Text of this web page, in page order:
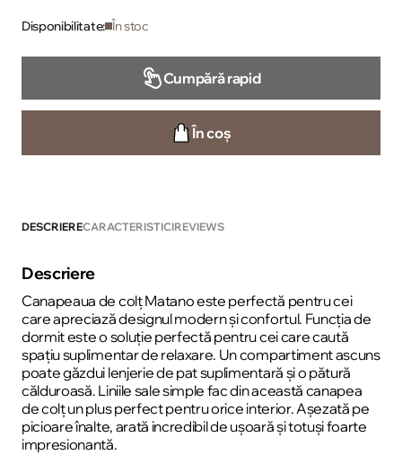
Disponibilitate: În stoc
Cumpără rapid
În coș
DESCRIERECARACTERISTICIREVIEWS
Descriere
Canapeaua de colț Matano este perfectă pentru cei
care apreciază designul modern și confortul. Funcția de
dormit este o soluție perfectă pentru cei care caută
spațiu suplimentar de relaxare. Un compartiment ascuns
poate găzdui lenjerie de pat suplimentară și o pătură
călduroasă. Liniile sale simple fac din această canapea
de colț un plus perfect pentru orice interior. Așezată pe
picioare înalte, arată incredibil de ușoară și totuși foarte
impresionantă.